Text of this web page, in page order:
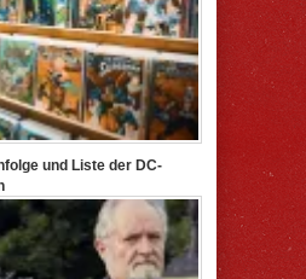
und Liste der DC-